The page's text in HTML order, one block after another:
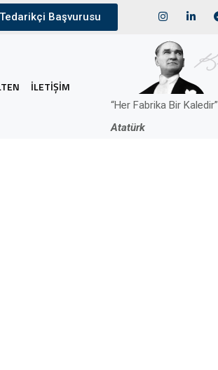
Tedarikçi Başvurusu
İLETIŞIM
“Her Fabrika Bir Kaledir”
Atatürk